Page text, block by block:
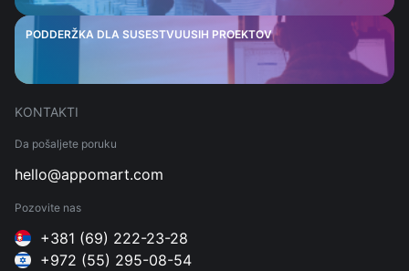
PODDERŽKA DLA SUSESTVUUSIH PROEKTOV
KONTAKTI
Da pošaljete poruku
hello@appomart.com
Pozovite nas
+381 (69) 222-23-28
+972 (55) 295-08-54